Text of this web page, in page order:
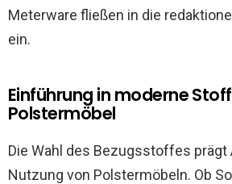
Meterware fließen in die
ein.
Einführung in moderne
Polstermöbel
Die Wahl des Bezugsstoffes prägt
Nutzung von Polstermöbeln. Ob